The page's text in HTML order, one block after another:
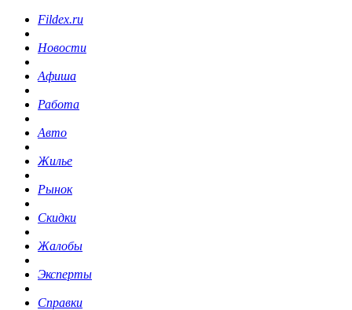
Fildex.ru
Новости
Афиша
Работа
Авто
Жилье
Рынок
Скидки
Жалобы
Эксперты
Справки